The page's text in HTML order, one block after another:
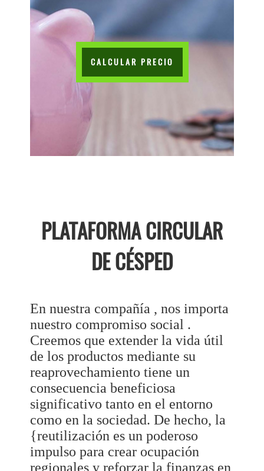
CALCULAR PRECIO
PLATAFORMA CIRCULAR
DE CÉSPED
En nuestra compañía , nos importa
nuestro compromiso social .
Creemos que extender la vida útil
de los productos mediante su
reaprovechamiento tiene un
consecuencia beneficiosa
significativo tanto en el entorno
como en la sociedad. De hecho, la
{reutilización es un poderoso
impulso para crear ocupación
regionales y reforzar la finanzas en